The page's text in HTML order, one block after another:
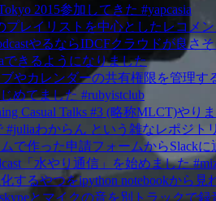
2015参加してきた #yapcasia
プレイリストを中心としたレコメ
やるならIDCFクラウドが良さ
できるようになりました
やカレンダーの共有権限を管理す
めてました #rubyistclub
Casual Talks #3 (略称MLCT)やり
#juliaわからん という雑なレポジ
で作った申請フォームからSlack
「水やり通信」を始めました
するやつをipython notebookから見
skypeとマイクの音を別トラックで